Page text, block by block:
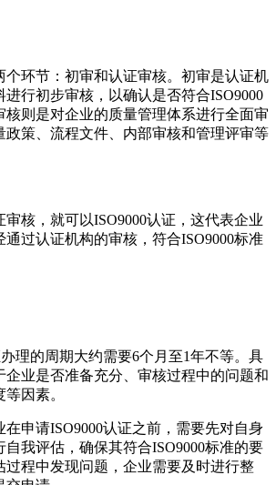
个环节：初审和认证审核。初审是认证机
行初步审核，以确认是否符合ISO9000
核则是对企业的质量管理体系进行全面审
政策、流程文件、内部审核和管理评审等
核，就可以ISO9000认证，这代表企业
过认证机构的审核，符合ISO9000标准
理的周期大约需要6个月至1年不等。具
企业是否准备充分、审核过程中的问题和
因素。
申请ISO9000认证之前，需要先对自身
我评估，确保其符合ISO9000标准的要
过程中发现问题，企业需要及时进行整